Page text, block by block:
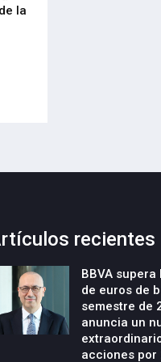
la
recientes
BBVA
de euros de
semestre de
anuncia un
acciones por